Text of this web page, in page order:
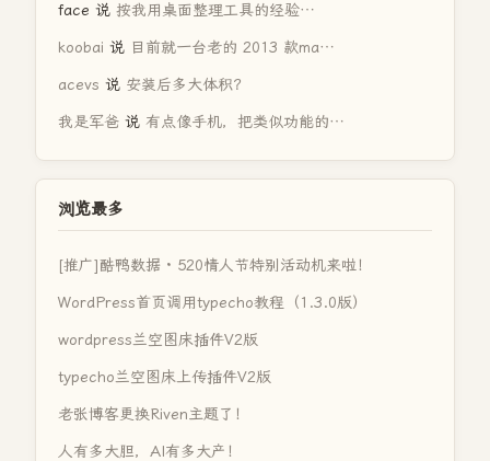
face 说 按我用桌面整理工具的经验…
koobai 说 目前就一台老的 2013 款ma…
acevs 说 安装后多大体积？
我是军爸 说 有点像手机，把类似功能的…
浏览最多
[推广]酷鸭数据 · 520情人节特别活动机来啦！
WordPress首页调用typecho教程（1.3.0版）
wordpress兰空图床插件V2版
typecho兰空图床上传插件V2版
老张博客更换Riven主题了！
人有多大胆，AI有多大产！